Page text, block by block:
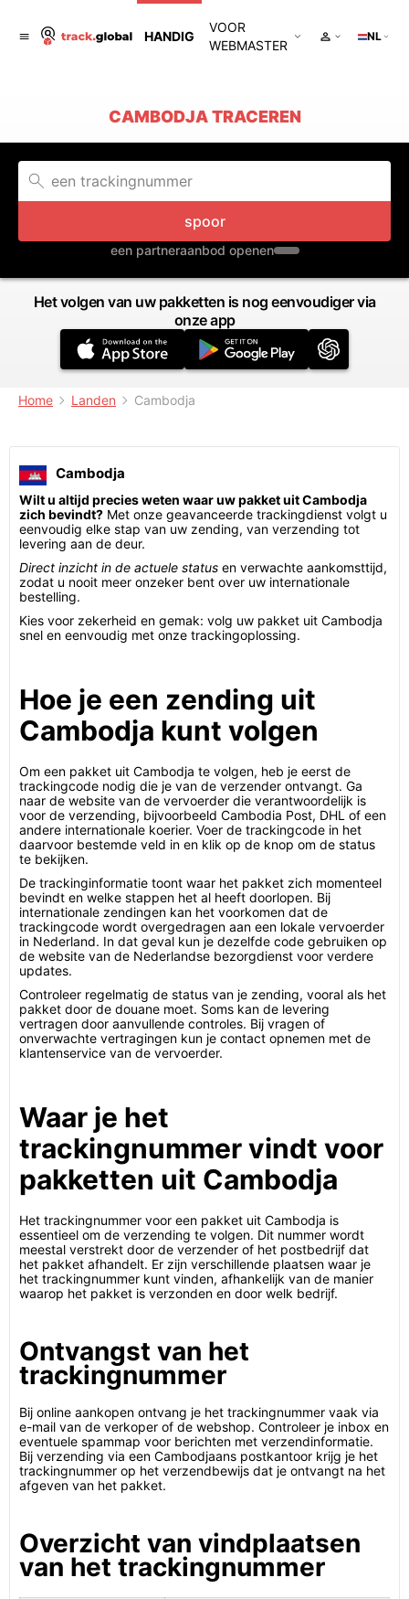
HANDIG
VOOR
WEBMASTER
NL
CAMBODJA TRACEREN
spoor
een partneraanbod openen
Het volgen van uw pakketten is nog eenvoudiger via
onze app
Home Landen Cambodja
Cambodja
Wilt u altijd precies weten waar uw pakket uit Cambodja
zich bevindt? Met onze geavanceerde trackingdienst volgt u
eenvoudig elke stap van uw zending, van verzending tot
levering aan de deur.
Direct inzicht in de actuele status en verwachte aankomsttijd,
zodat u nooit meer onzeker bent over uw internationale
bestelling.
Kies voor zekerheid en gemak: volg uw pakket uit Cambodja
snel en eenvoudig met onze trackingoplossing.
Hoe je een zending uit
Cambodja kunt volgen
Om een pakket uit Cambodja te volgen, heb je eerst de
trackingcode nodig die je van de verzender ontvangt. Ga
naar de website van de vervoerder die verantwoordelijk is
voor de verzending, bijvoorbeeld Cambodia Post, DHL of een
andere internationale koerier. Voer de trackingcode in het
daarvoor bestemde veld in en klik op de knop om de status
te bekijken.
De trackinginformatie toont waar het pakket zich momenteel
bevindt en welke stappen het al heeft doorlopen. Bij
internationale zendingen kan het voorkomen dat de
trackingcode wordt overgedragen aan een lokale vervoerder
in Nederland. In dat geval kun je dezelfde code gebruiken op
de website van de Nederlandse bezorgdienst voor verdere
updates.
Controleer regelmatig de status van je zending, vooral als het
pakket door de douane moet. Soms kan de levering
vertragen door aanvullende controles. Bij vragen of
onverwachte vertragingen kun je contact opnemen met de
klantenservice van de vervoerder.
Waar je het
trackingnummer vindt voor
pakketten uit Cambodja
Het trackingnummer voor een pakket uit Cambodja is
essentieel om de verzending te volgen. Dit nummer wordt
meestal verstrekt door de verzender of het postbedrijf dat
het pakket afhandelt. Er zijn verschillende plaatsen waar je
het trackingnummer kunt vinden, afhankelijk van de manier
waarop het pakket is verzonden en door welk bedrijf.
Ontvangst van het
trackingnummer
Bij online aankopen ontvang je het trackingnummer vaak via
e-mail van de verkoper of de webshop. Controleer je inbox en
eventuele spammap voor berichten met verzendinformatie.
Bij verzending via een Cambodjaans postkantoor krijg je het
trackingnummer op het verzendbewijs dat je ontvangt na het
afgeven van het pakket.
Overzicht van vindplaatsen
van het trackingnummer